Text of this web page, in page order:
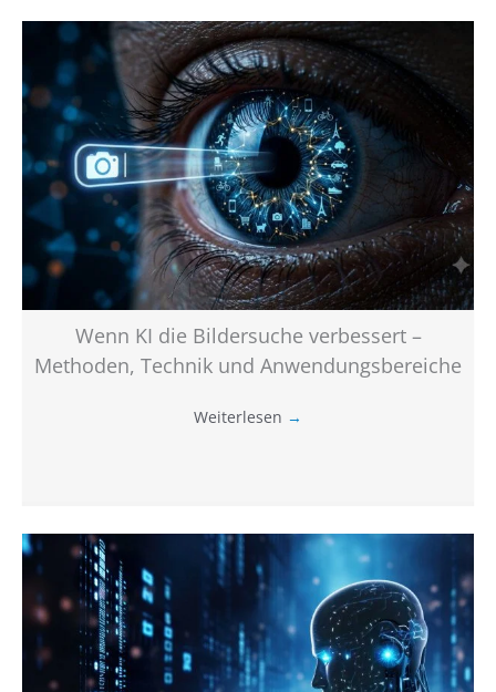
Wenn KI die Bildersuche verbessert –
Methoden, Technik und Anwendungsbereiche
Weiterlesen →